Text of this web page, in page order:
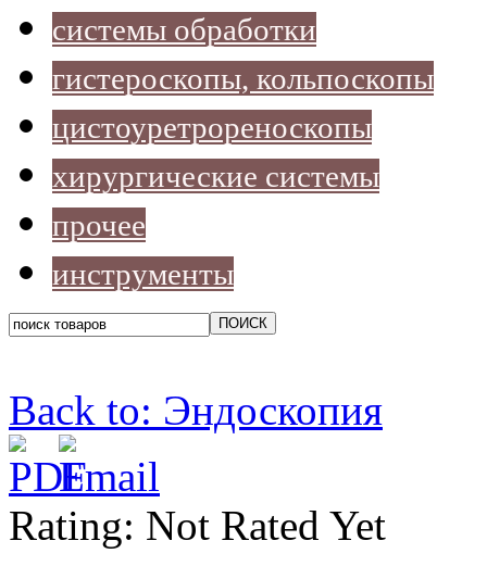
системы обработки
гистероскопы, кольпоскопы
цистоуретрореноскопы
хирургические системы
прочее
инструменты
Back to: Эндоскопия
Rating: Not Rated Yet